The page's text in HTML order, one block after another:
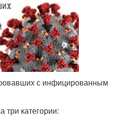
с инфицированным
три категории: